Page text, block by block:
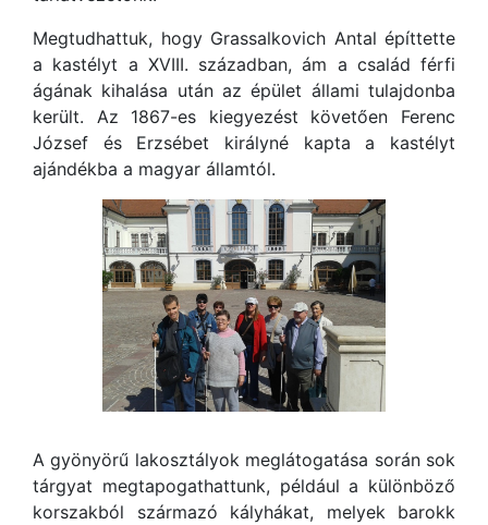
Megtudhattuk, hogy Grassalkovich Antal építtette
a kastélyt a XVIII. században, ám a család férfi
ágának kihalása után az épület állami tulajdonba
került. Az 1867-es kiegyezést követően Ferenc
József és Erzsébet királyné kapta a kastélyt
ajándékba a magyar államtól.
A gyönyörű lakosztályok meglátogatása során sok
tárgyat megtapogathattunk, például a különböző
korszakból származó kályhákat, melyek barokk